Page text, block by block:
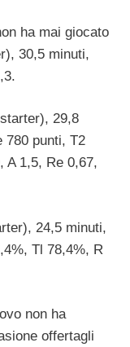
ha mai giocato
30,5 minuti,
29,8
780 punti, T2
A 1,5, Re 0,67,
24,5 minuti,
Tl 78,4%, R
non ha
offertagli